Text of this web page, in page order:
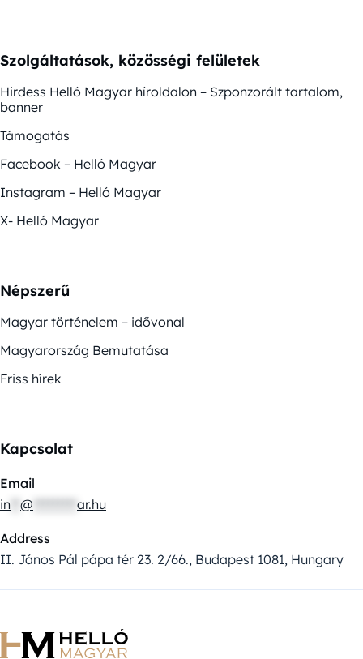
Szolgáltatások, közösségi felületek
Hirdess Helló Magyar híroldalon – Szponzorált tartalom,
banner
Támogatás
Facebook – Helló Magyar
Instagram – Helló Magyar
X- Helló Magyar
Népszerű
Magyar történelem – idővonal
Magyarország Bemutatása
Friss hírek
Kapcsolat
Email
in @ ar.hu
Address
II. János Pál pápa tér 23. 2/66., Budapest 1081, Hungary